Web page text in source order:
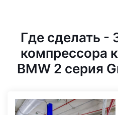
Где сделать -
компрессора
BMW 2 серия